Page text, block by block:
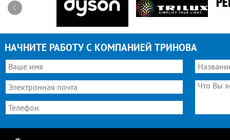
НАЧНИТЕ РАБОТУ С КОМПАНИЕЙ ТРИНОВА